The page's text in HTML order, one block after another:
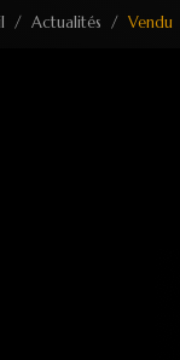
Actualités Vendu